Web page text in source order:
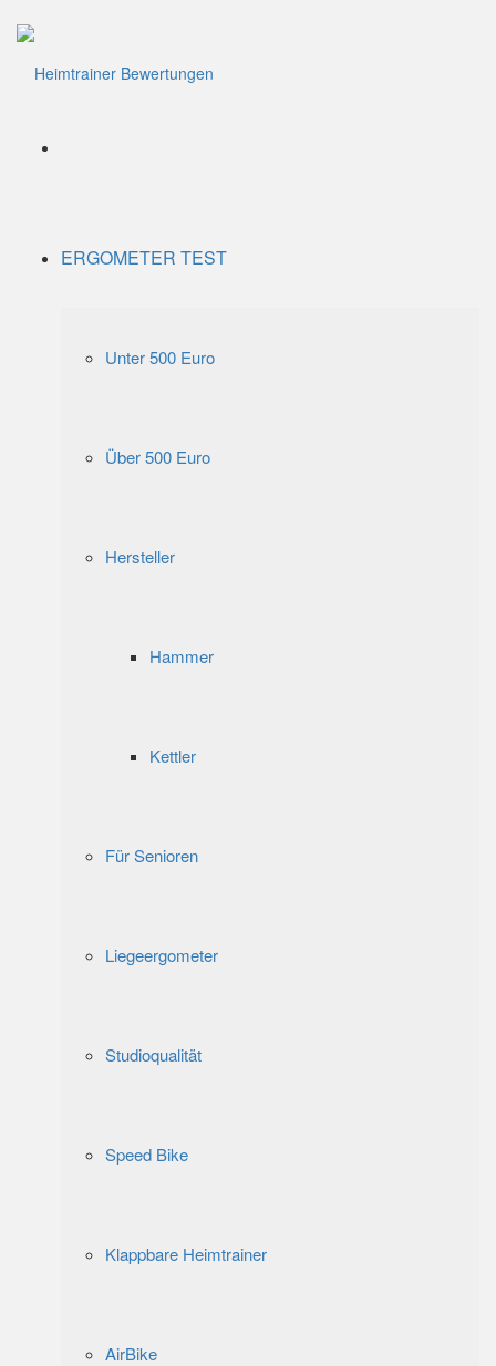
ERGOMETER TEST
Unter 500 Euro
Über 500 Euro
Hersteller
Hammer
Kettler
Für Senioren
Liegeergometer
Studioqualität
Speed Bike
Klappbare Heimtrainer
AirBike